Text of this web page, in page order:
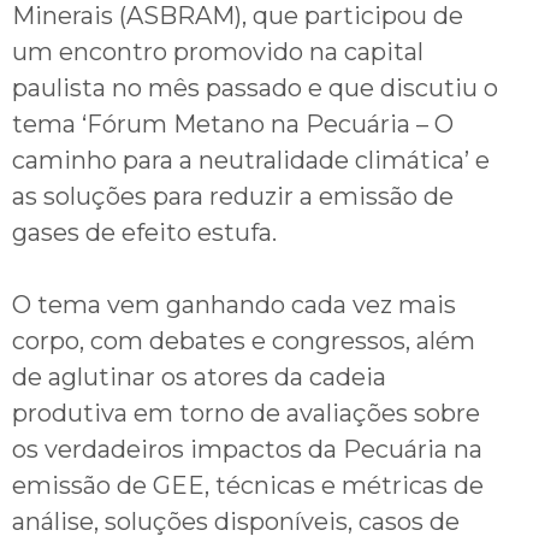
Minerais (ASBRAM), que participou de
um encontro promovido na capital
paulista no mês passado e que discutiu o
tema ‘Fórum Metano na Pecuária – O
caminho para a neutralidade climática’ e
as soluções para reduzir a emissão de
gases de efeito estufa.
O tema vem ganhando cada vez mais
corpo, com debates e congressos, além
de aglutinar os atores da cadeia
produtiva em torno de avaliações sobre
os verdadeiros impactos da Pecuária na
emissão de GEE, técnicas e métricas de
análise, soluções disponíveis, casos de